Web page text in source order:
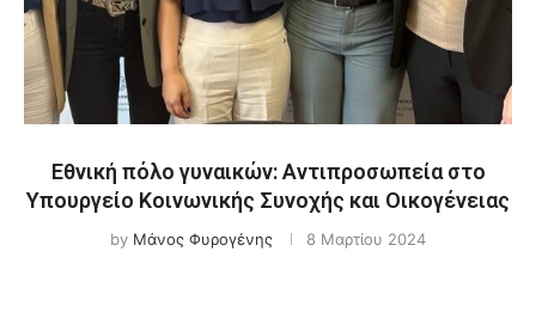
Εθνική πόλο γυναικών: Αντιπροσωπεία στο
Υπουργείο Κοινωνικής Συνοχής και Οικογένειας
by Μάνος Φυρογένης 8 Μαρτίου 2024